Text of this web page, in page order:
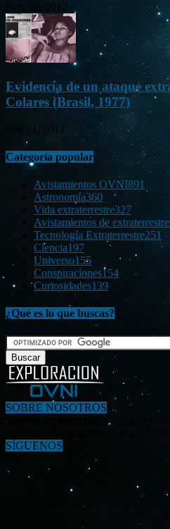
Nov 26, 2012
Evidencia de un ataque
Colares (Brasil, 1977)
Ene 21, 2012
Categoría popular
Avistamientos OVNI891
Astronomía360
Vida extraterrestre327
Avistamientos de
Tecnología Extraterrestre251
Ciencia197
Universo155
Conspiraciones154
Curiosidades139
¿Qué es lo que buscas?
SOBRE NOSOTROS
«Investigar, descubrir y difundir la
enigmas relacionados al tema OVNI
SÍGUENOS